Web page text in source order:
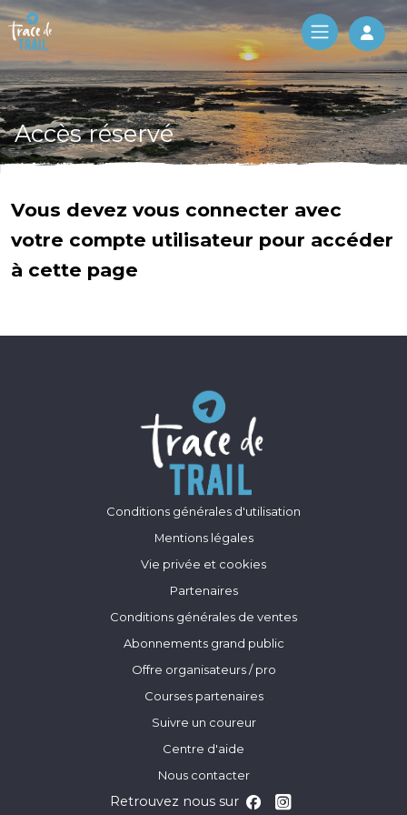
Log
Accès réservé
Vous devez vous connecter avec
votre compte utilisateur pour accéder
à cette page
Conditions générales d'utilisation
Mentions légales
Vie privée et cookies
Partenaires
Conditions générales de ventes
Abonnements grand public
Offre organisateurs / pro
Courses partenaires
Suivre un coureur
Centre d'aide
Nous contacter
Retrouvez nous sur